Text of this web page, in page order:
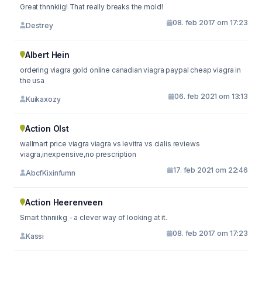
Great thnnkiig! That really breaks the mold!
Destrey 08. feb 2017 om 17:23
Albert Hein
ordering viagra gold online canadian viagra paypal cheap viagra in
the usa
Kuikaxozy 06. feb 2021 om 13:13
Action Olst
wallmart price viagra viagra vs levitra vs cialis reviews
viagra,inexpensive,no prescription
AbcfKixinfumn 17. feb 2021 om 22:46
Action Heerenveen
Smart thnniikg - a clever way of looking at it.
Kassi 08. feb 2017 om 17:23